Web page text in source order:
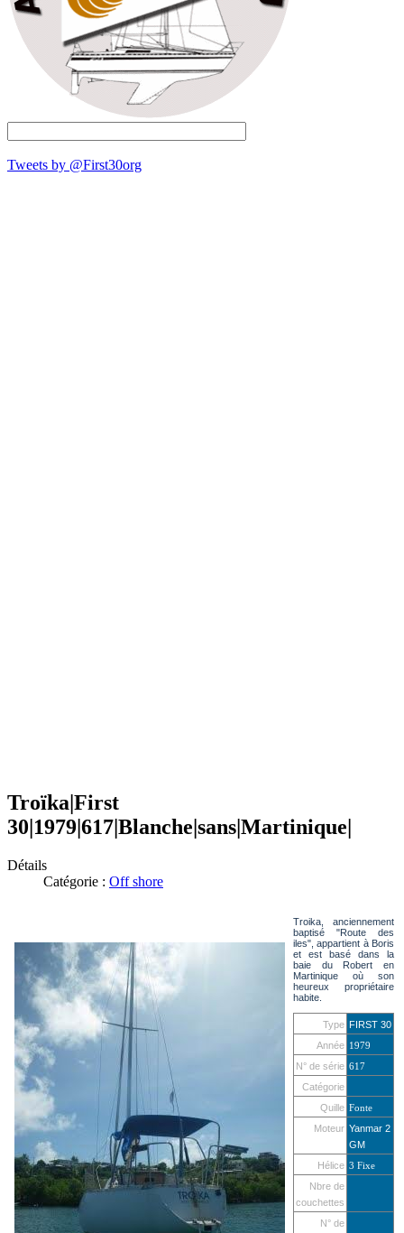
Tweets by @First30org
Troïka|First
30|1979|617|Blanche|sans|Martinique|
Détails
Catégorie : Off shore
Troika, anciennement
baptisé "Route des
iles", appartient à Boris
et est basé dans la
baie du Robert en
Martinique où son
heureux propriétaire
habite.
Type FIRST 30
Année 1979
N° de série 617
Catégorie
Quille Fonte
Moteur Yanmar 2
GM
Hélice 3 Fixe
Nbre de
couchettes
N° de